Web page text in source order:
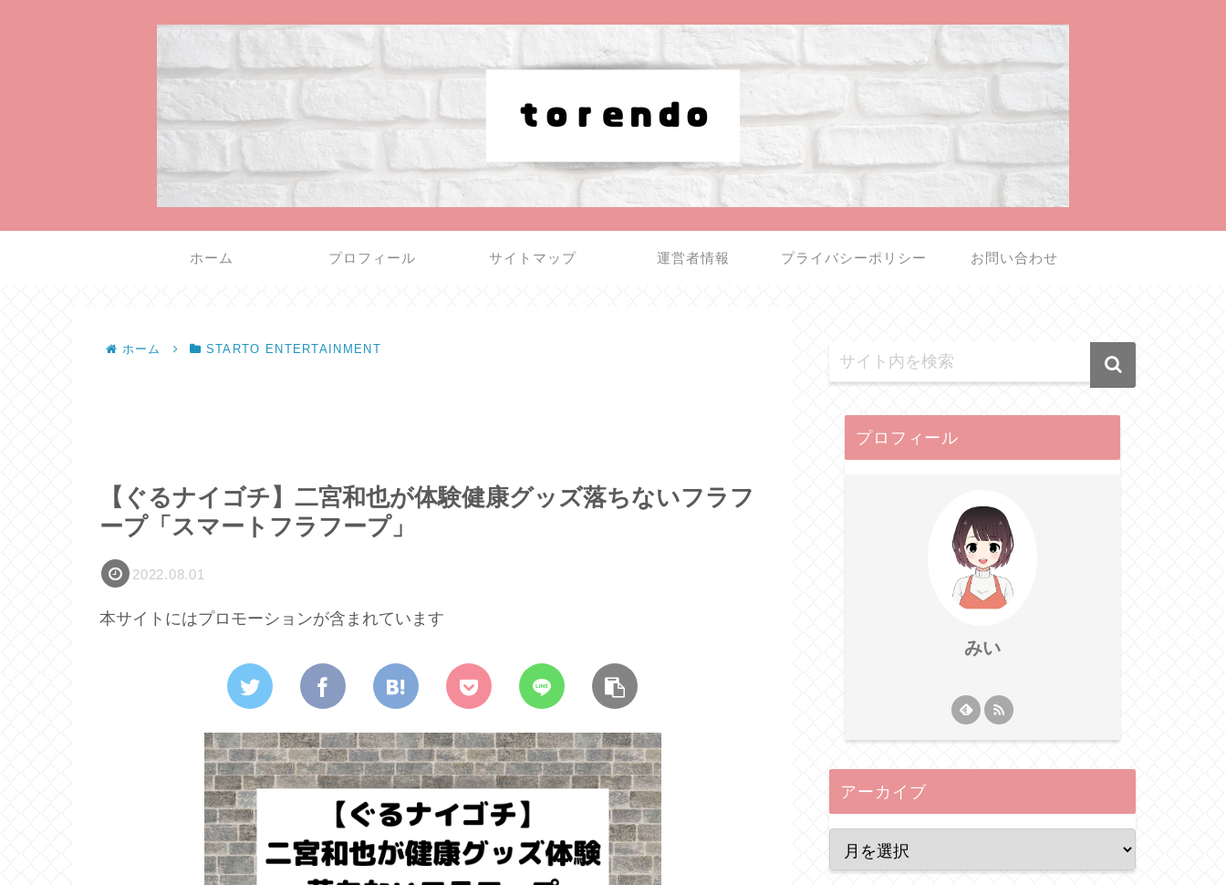
ホーム プロフィール サイトマップ 運営者情報 プライバシーポリシー お問い合わせ
ホーム STARTO ENTERTAINMENT
【ぐるナイゴチ】二宮和也が体験健康グッズ落ちないフラフ
ープ「スマートフラフープ」
2022.08.01
本サイトにはプロモーションが含まれています
プロフィール
みい
アーカイブ